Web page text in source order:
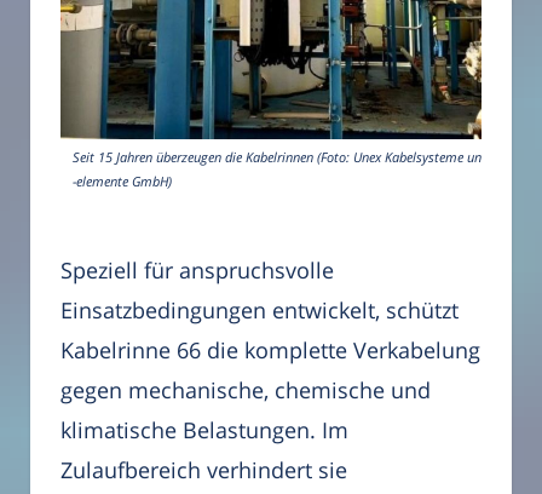
Seit 15 Jahren überzeugen die Kabelrinnen (Foto: Unex Kabelsysteme und
-elemente GmbH)
Speziell für anspruchsvolle
Einsatzbedingungen entwickelt, schützt
Kabelrinne 66 die komplette Verkabelung
gegen mechanische, chemische und
klimatische Belastungen. Im
Zulaufbereich verhindert sie